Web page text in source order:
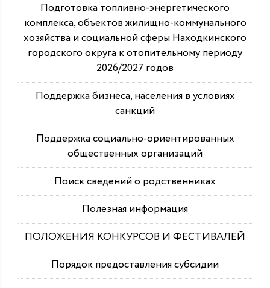
Подготовка топливно-энергетического
комплекса, объектов жилищно-коммунального
хозяйства и социальной сферы Находкинского
городского округа к отопительному периоду
2026/2027 годов
Поддержка бизнеса, населения в условиях
санкций
Поддержка социально-ориентированных
общественных организаций
Поиск сведений о родственниках
Полезная информация
ПОЛОЖЕНИЯ КОНКУРСОВ И ФЕСТИВАЛЕЙ
Порядок предоставления субсидии